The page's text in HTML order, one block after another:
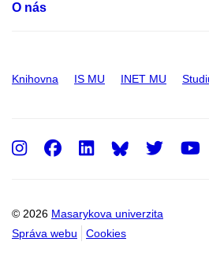
O nás
Knihovna IS MU INET MU
© 2026 Masarykova univerzita
Správa webu
Cookies
Instagram
Facebook
LinkedIn